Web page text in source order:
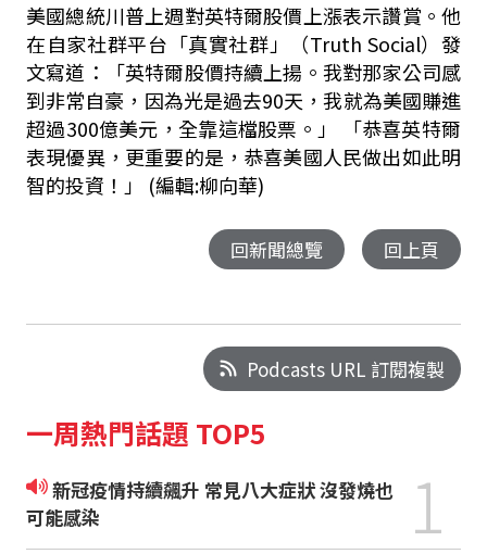
美國總統川普上週對英特爾股價上漲表示讚賞。他
在自家社群平台「真實社群」（Truth Social）發
文寫道：「英特爾股價持續上揚。我對那家公司感
到非常自豪，因為光是過去90天，我就為美國賺進
超過300億美元，全靠這檔股票。」 「恭喜英特爾
表現優異，更重要的是，恭喜美國人民做出如此明
智的投資！」 (編輯:柳向華)
回新聞總覽 回上頁
Podcasts URL 訂閱複製
一周熱門話題 TOP5
新冠疫情持續飆升 常見八大症狀 沒發燒也
可能感染
1